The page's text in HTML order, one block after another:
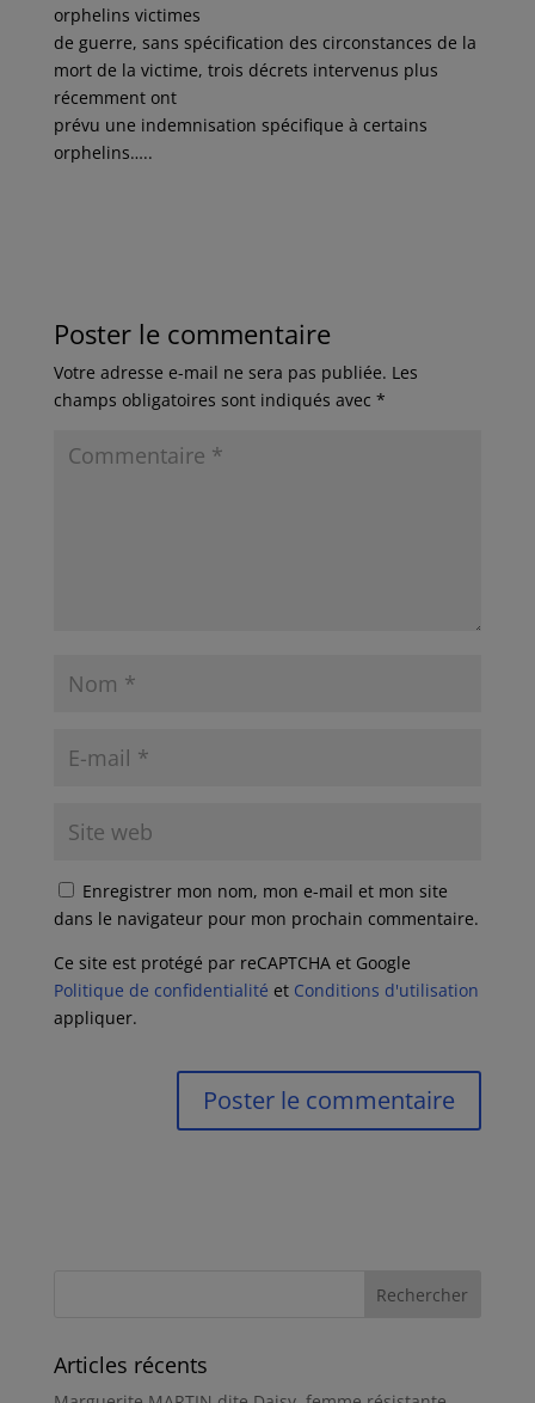
orphelins victimes
de guerre, sans spécification des circonstances de la
mort de la victime, trois décrets intervenus plus
récemment ont
prévu une indemnisation spécifique à certains
orphelins…..
Poster le commentaire
Votre adresse e-mail ne sera pas publiée. Les
champs obligatoires sont indiqués avec *
Enregistrer mon nom, mon e-mail et mon site
dans le navigateur pour mon prochain commentaire.
Ce site est protégé par reCAPTCHA et Google
Politique de confidentialité et Conditions d'utilisation
appliquer.
Articles récents